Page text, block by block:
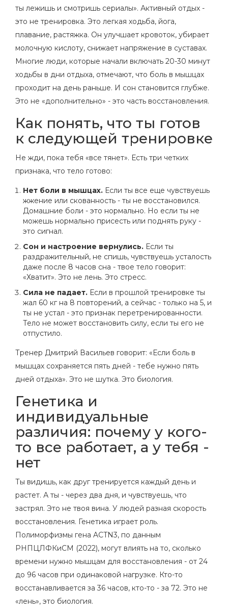
ты лежишь и смотришь сериалы». Активный отдых -
это не тренировка. Это легкая ходьба, йога,
плавание, растяжка. Он улучшает кровоток, убирает
молочную кислоту, снижает напряжение в суставах.
Многие люди, которые начали включать 20-30 минут
ходьбы в дни отдыха, отмечают, что боль в мышцах
проходит на день раньше. И сон становится глубже.
Это не «дополнительно» - это часть восстановления.
Как понять, что ты готов
к следующей тренировке
Не жди, пока тебя «все тянет». Есть три четких
признака, что тело готово:
Нет боли в мышцах. Если ты все еще чувствуешь
жжение или скованность - ты не восстановился.
Домашние боли - это нормально. Но если ты не
можешь нормально присесть или поднять руку -
это сигнал.
Сон и настроение вернулись. Если ты
раздражительный, не спишь, чувствуешь усталость
даже после 8 часов сна - твое тело говорит:
«Хватит». Это не лень. Это стресс.
Сила не падает. Если в прошлой тренировке ты
жал 60 кг на 8 повторений, а сейчас - только на 5, и
ты не устал - это признак перетренированности.
Тело не может восстановить силу, если ты его не
отпустило.
Тренер Дмитрий Васильев говорит: «Если боль в
мышцах сохраняется пять дней - тебе нужно пять
дней отдыха». Это не шутка. Это биология.
Генетика и
индивидуальные
различия: почему у кого-
то все работает, а у тебя -
нет
Ты видишь, как друг тренируется каждый день и
растет. А ты - через два дня, и чувствуешь, что
застрял. Это не твоя вина. У людей разная скорость
восстановления. Генетика играет роль.
Полиморфизмы гена ACTN3, по данным
РНПЦЛФКиСМ (2022), могут влиять на то, сколько
времени нужно мышцам для восстановления - от 24
до 96 часов при одинаковой нагрузке. Кто-то
восстанавливается за 36 часов, кто-то - за 72. Это не
«лень», это биология.